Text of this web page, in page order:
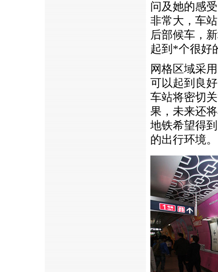
问及她的感
非常大，车
后部候车，
起到 *个很好
网格区域采
可以起到良
车站将密切
果，未来还
地铁希望得
的出行环境。